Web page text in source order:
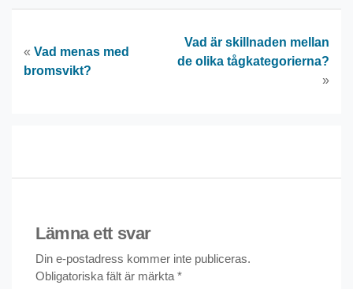
« Vad menas med
bromsvikt?
Vad är skillnaden mellan
de olika tågkategorierna?
»
Lämna ett svar
Din e-postadress kommer inte publiceras.
Obligatoriska fält är märkta *